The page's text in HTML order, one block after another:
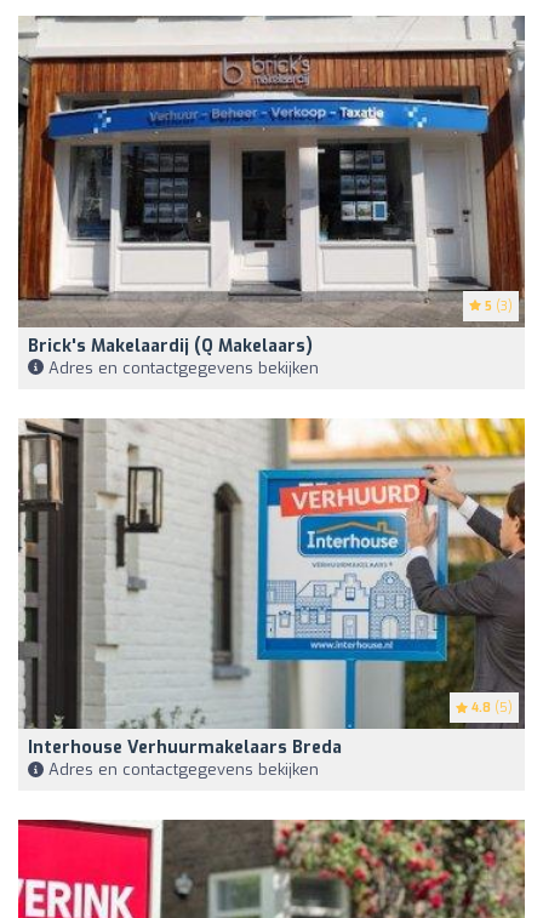
5 (3)
Brick's Makelaardij (Q Makelaars)
Adres en contactgegevens bekijken
4.8 (5)
Interhouse Verhuurmakelaars Breda
Adres en contactgegevens bekijken